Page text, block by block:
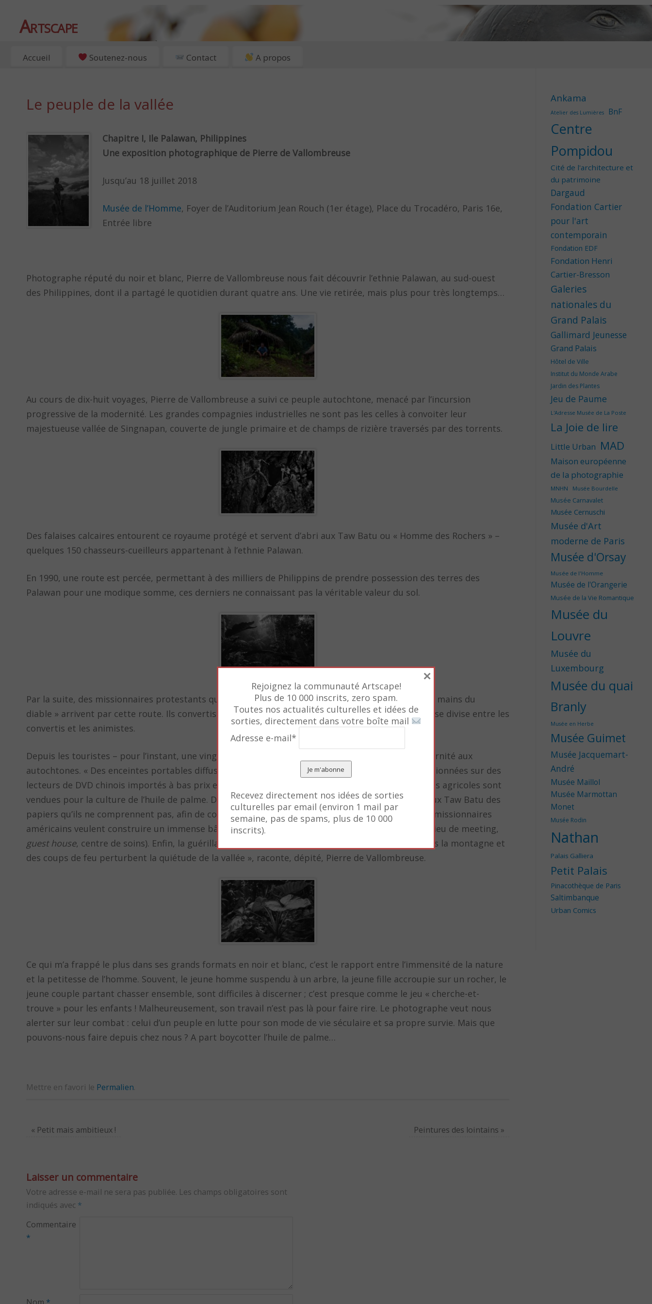
Artscape
EXPOSITIONS, ART ET CULTURE À PARIS
Accueil Soutenez-nous Contact A propos
Le peuple de la vallée
Chapitre I, Ile Palawan, Philippines
Une exposition photographique de Pierre de Vallombreuse
Jusqu’au 18 juillet 2018
Musée de l’Homme, Foyer de l’Auditorium Jean Rouch (1er étage), Place du Trocadéro, Paris 16e,
Entrée libre
Photographe réputé du noir et blanc, Pierre de Vallombreuse nous fait découvrir l’ethnie Palawan, au sud-ouest
des Philippines, dont il a partagé le quotidien durant quatre ans. Une vie retirée, mais plus pour très longtemps…
Au cours de dix-huit voyages, Pierre de Vallombreuse a suivi ce peuple autochtone, menacé par l’incursion
progressive de la modernité. Les grandes compagnies industrielles ne sont pas les celles à convoiter leur
majestueuse vallée de Singnapan, couverte de jungle primaire et de champs de rizière traversés par des torrents.
Des falaises calcaires entourent ce royaume protégé et servent d’abri aux Taw Batu ou « Homme des Rochers » –
quelques 150 chasseurs-cueilleurs appartenant à l’ethnie Palawan.
En 1990, une route est percée, permettant à des milliers de Philippins de prendre possession des terres des
Palawan pour une modique somme, ces derniers ne connaissant pas la véritable valeur du sol.
Par la suite, des missionnaires protestants qui souhaitent « délivrer les Hommes des Rochers des mains du
diable » arrivent par cette route. Ils convertissent un jeune homme, Lumiai, en pasteur. La Vallée se divise entre les
convertis et les animistes.
Depuis les touristes – pour l’instant, une vingtaine par an – contribuent à faire découvrir la modernité aux
autochtones. « Des enceintes portables diffusent de la techno dans la jungle, des séries B sont visionnées sur des
lecteurs de DVD chinois importés à bas prix et rechargés grâce à des panneaux solaires. Les terres agricoles sont
vendues pour la culture de l’huile de palme. Depuis 2016, un spéculateur rôde pour faire signer aux Taw Batu des
papiers qu’ils ne comprennent pas, afin de commercialiser la culture du cacao dans la vallée. Des missionnaires
américains veulent construire un immense bâtiment – un
(centre de prière, lieu de meeting,
guest house, centre de soins). Enfin, la guérilla communiste New People Army s’est implantée dans la montagne et
des coups de feu perturbent la quiétude de la vallée », raconte, dépité, Pierre de Vallombreuse.
Ce qui m’a frappé le plus dans ses grands formats en noir et blanc, c’est le rapport entre l’immensité de la nature
et la petitesse de l’homme. Souvent, le jeune homme suspendu à un arbre, la jeune fille accroupie sur un rocher, le
jeune couple partant chasser ensemble, sont difficiles à discerner ; c’est presque comme le jeu « cherche-et-
trouve » pour les enfants ! Malheureusement, son travail n’est pas là pour faire rire. Le photographe veut nous
alerter sur leur combat : celui d’un peuple en lutte pour son mode de vie séculaire et sa propre survie. Mais que
pouvons-nous faire depuis chez nous ? A part boycotter l’huile de palme…
Mettre en favori le Permalien.
« Petit mais ambitieux ! Peintures des lointains »
Laisser un commentaire
Votre adresse e-mail ne sera pas publiée. Les champs obligatoires sont
indiqués avec *
Commentaire
*
Ankama
Atelier des Lumières BnF
Centre
Pompidou
Cité de l'architecture et
du patrimoine
Dargaud
Fondation Cartier
pour l'art
contemporain
Fondation EDF
Fondation Henri
Cartier-Bresson
Galeries
nationales du
Grand Palais
Gallimard Jeunesse
Grand Palais
Hôtel de Ville
Institut du Monde Arabe
Jardin des Plantes
Jeu de Paume
L'Adresse Musée de La Poste
La Joie de lire
Little Urban MAD
Maison européenne
de la photographie
MNHN Musée Bourdelle
Musée Carnavalet
Musée Cernuschi
Musée d'Art
moderne de Paris
Musée d'Orsay
Musée de l'Homme
Musée de l'Orangerie
Musée de la Vie Romantique
Musée du
Louvre
Musée du
Luxembourg
Musée du quai
Branly
Musée en Herbe
Musée Guimet
Musée Jacquemart-
André
Musée Maillol
Musée Marmottan
Monet
Musée Rodin
Nathan
Palais Galliera
Petit Palais
Pinacothèque de Paris
Saltimbanque
Urban Comics
Rejoignez la communauté Artscape!
Plus de 10 000 inscrits, zero spam.
Toutes nos actualités culturelles et idées de
sorties, directement dans votre boîte mail
Adresse e-mail*
Recevez directement nos idées de sorties
culturelles par email (environ 1 mail par
semaine, pas de spams, plus de 10 000
inscrits).
×